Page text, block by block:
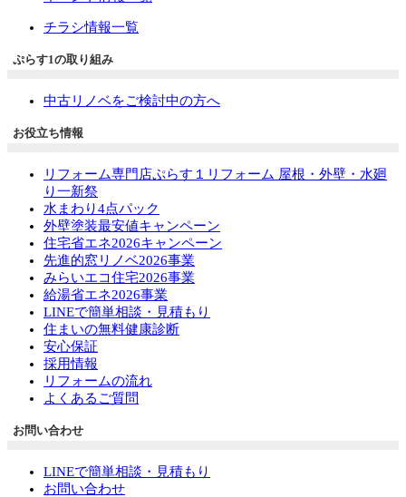
チラシ情報一覧
ぷらす1の取り組み
中古リノベをご検討中の方へ
お役立ち情報
リフォーム専門店ぷらす１リフォーム 屋根・外壁・水廻
り一新祭
水まわり4点パック
外壁塗装最安値キャンペーン
住宅省エネ2026キャンペーン
先進的窓リノベ2026事業
みらいエコ住宅2026事業
給湯省エネ2026事業
LINEで簡単相談・見積もり
住まいの無料健康診断
安心保証
採用情報
リフォームの流れ
よくあるご質問
お問い合わせ
LINEで簡単相談・見積もり
お問い合わせ